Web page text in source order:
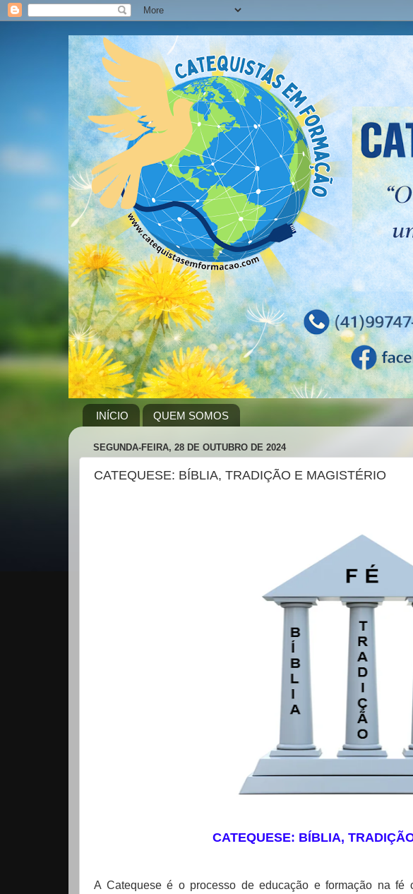
INÍCIO QUEM SOMOS
SEGUNDA-FEIRA, 28 DE OUTUBRO DE 2024
CATEQUESE: BÍBLIA, TRADIÇÃO E MAGISTÉRIO
CATEQUESE: BÍBLIA,
A Catequese é o processo de educação e formação na